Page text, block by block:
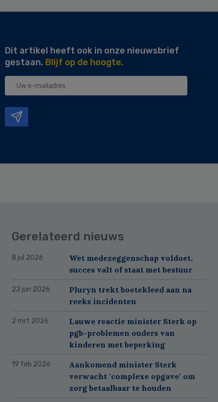
Dit artikel heeft ook in onze nieuwsbrief
gestaan. Blijf op de hoogte.
Uw
Gerelateerd nieuws
8 jul 2026
Wet medezeggenschap voldoet,
succes valt of staat met bestuur
22 jun 2026
Pluryn trekt boetekleed aan na
reeks incidenten
2 mrt 2026
Lauwe reactie minister Sterk op
pgb-problemen ouders van
kinderen met beperking
19 feb 2026
Aankomend minister Sterk
verwacht 'complexe opgave' om
zorg betaalbaar te houden